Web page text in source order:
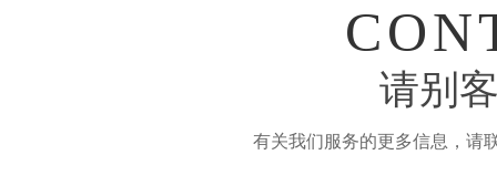
请别
有关我们服务的更多信息，请